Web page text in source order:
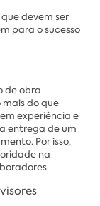
devem ser
para o sucesso
de obra
do que
experiência e
entrega de um
Por isso,
na